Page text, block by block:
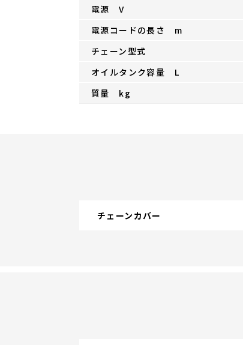
電源 V
電源コードの長さ m
チェーン型式
オイルタンク容量 L
質量 kg
チェーンカバー